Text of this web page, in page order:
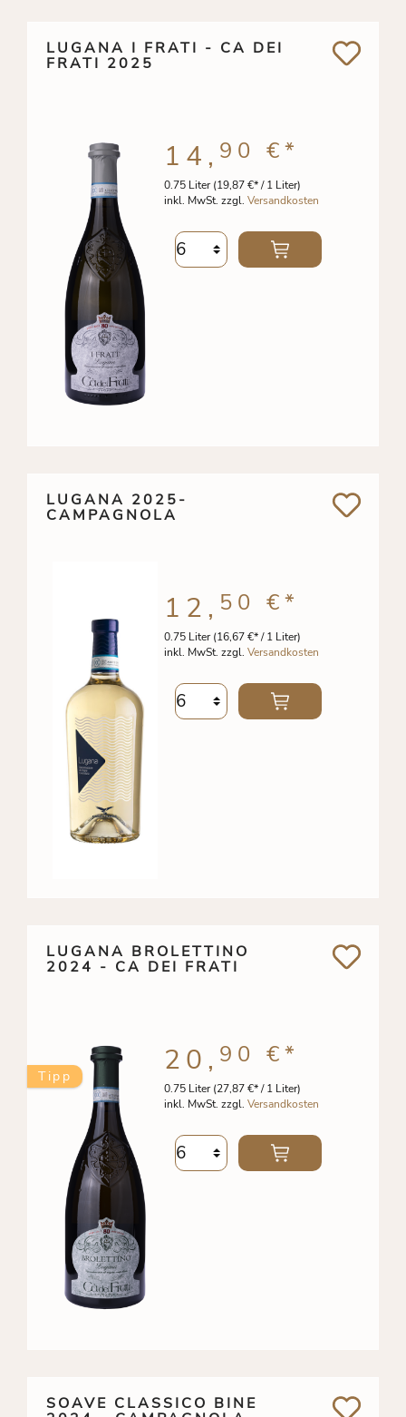
LUGANA I FRATI - CA DEI
FRATI 2025
0.75 Liter(19,87 €* / 1 Liter)
inkl. MwSt. zzgl. Versandkosten
14, 90 €*
LUGANA 2025-
CAMPAGNOLA
0.75 Liter(16,67 €* / 1 Liter)
inkl. MwSt. zzgl. Versandkosten
12, 50 €*
LUGANA BROLETTINO
2024 - CA DEI FRATI
Tipp
0.75 Liter(27,87 €* / 1 Liter)
inkl. MwSt. zzgl. Versandkosten
20, 90 €*
SOAVE CLASSICO BINE